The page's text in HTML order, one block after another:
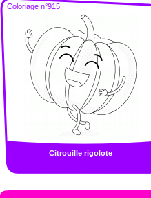
Coloriage n°915
Citrouille rigolote